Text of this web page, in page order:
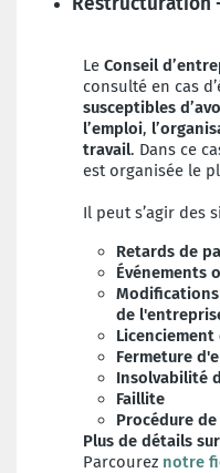
Le Conseil
consulté en cas
susceptibles
l’emploi,
travail. Dans ce
est organisée le
Il peut s’agir des
Retards de
Événements
de
Fermeture
Insolvabilité
Faillite
Procédure
Plus de détails
Parcourez notre